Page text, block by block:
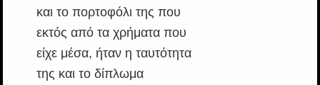
και το πορτοφόλι της που
εκτός από τα χρήματα που
είχε μέσα, ήταν η ταυτότητα
της και το δίπλωμα